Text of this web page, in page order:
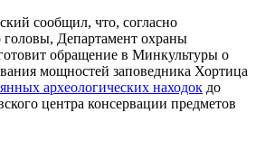
сообщил, что, согласно
головы, Департамент охраны
обращение в Минкультуры о
мощностей заповедника Хортица
археологических находок до
центра консервации предметов